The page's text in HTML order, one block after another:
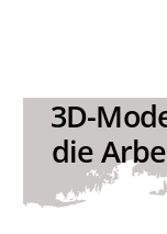
3D-
die